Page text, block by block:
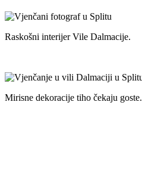
Raskošni interijer Vile Dalmacije.
Mirisne dekoracije tiho čekaju goste.